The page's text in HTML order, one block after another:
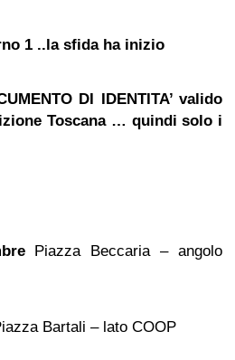
1 ..la sfida ha inizio
DI IDENTITA’ valido
Toscana… quindi solo i
Piazza Beccaria – angolo
Bartali – lato COOP